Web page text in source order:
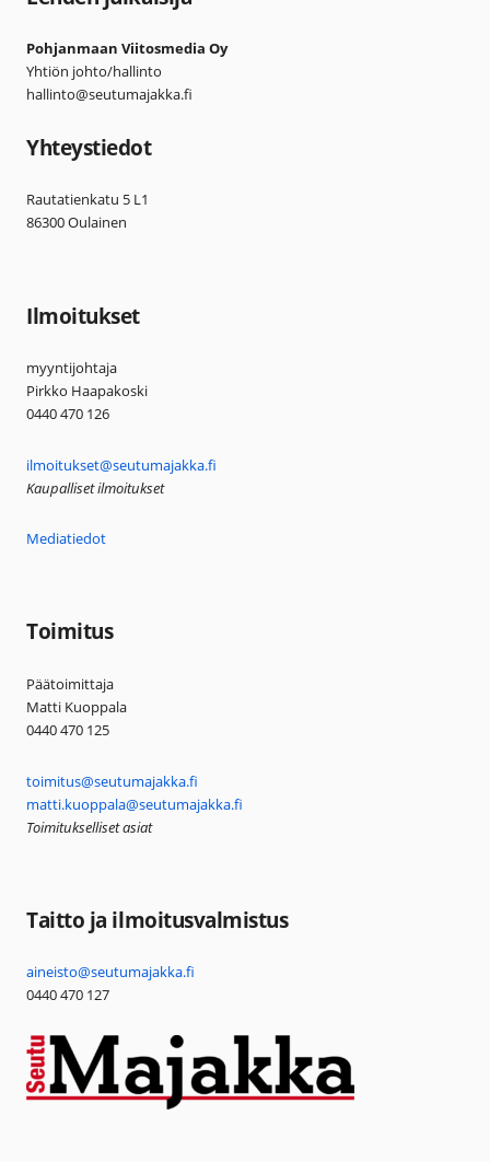
Pohjanmaan Viitosmedia Oy
Yhtiön johto/hallinto
hallinto@seutumajakka.fi
Yhteystiedot
Rautatienkatu 5 L1
86300 Oulainen
Ilmoitukset
myyntijohtaja
Pirkko Haapakoski
0440 470 126
ilmoitukset@seutumajakka.fi
Kaupalliset ilmoitukset
Mediatiedot
Toimitus
Päätoimittaja
Matti Kuoppala
0440 470 125
toimitus@seutumajakka.fi
matti.kuoppala@seutumajakka.fi
Toimitukselliset asiat
Taitto ja ilmoitusvalmistus
aineisto@seutumajakka.fi
0440 470 127